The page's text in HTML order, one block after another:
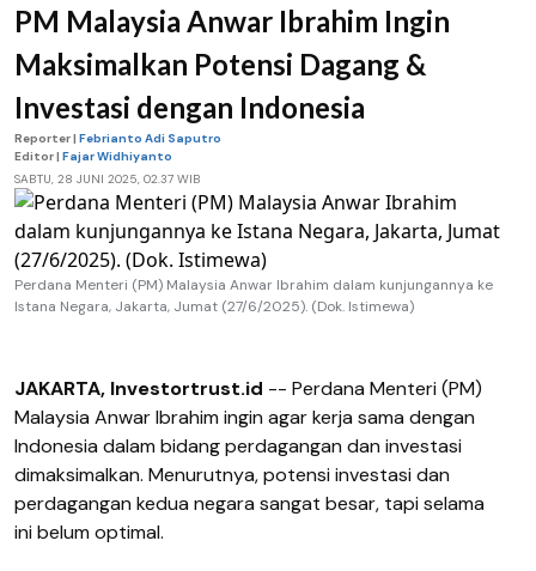
PM Malaysia Anwar Ibrahim Ingin
Maksimalkan Potensi Dagang &
Investasi dengan Indonesia
Reporter | Febrianto Adi Saputro
Editor | Fajar Widhiyanto
SABTU, 28 JUNI 2025, 02.37 WIB
Perdana Menteri (PM) Malaysia Anwar Ibrahim dalam kunjungannya ke
Istana Negara, Jakarta, Jumat (27/6/2025). (Dok. Istimewa)
JAKARTA, Investortrust.id -- Perdana Menteri (PM)
Malaysia Anwar Ibrahim ingin agar kerja sama dengan
Indonesia dalam bidang perdagangan dan investasi
dimaksimalkan. Menurutnya, potensi investasi dan
perdagangan kedua negara sangat besar, tapi selama
ini belum optimal.